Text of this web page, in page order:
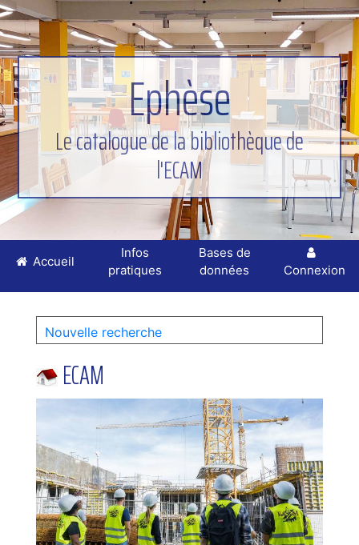
Ephèse
Le catalogue de la bibliothèque de
l'ECAM
Nouvelle recherche
ECAM
Accueil
Infos
pratiques
Bases de
données
Connexion